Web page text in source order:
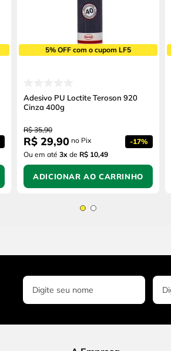
5% OFF com o cupom LF5
Adesivo PU Loctite Teroson 920
Cinza 400g
R$ 35,90
R$ 29,90 no Pix -17%
Ou em até 3x de R$ 10,49
ADICIONAR AO CARRINHO